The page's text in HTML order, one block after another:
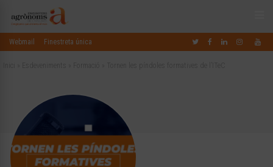
Webmail Finestreta única